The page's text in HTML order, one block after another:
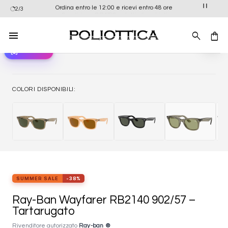
Salta
ai
contenuti
2/3 Ordina entro le 12:00 e ricevi entro 48 ore
view_in_ar
COLORI DISPONIBILI:
SUMMER SALE -38%
Ray-Ban Wayfarer RB2140 902/57 –
Tartarugato
Rivenditore autorizzato Ray-ban ®